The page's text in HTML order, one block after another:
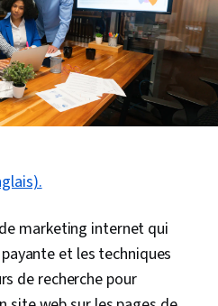
marketing internet qui
et les techniques
de recherche pour